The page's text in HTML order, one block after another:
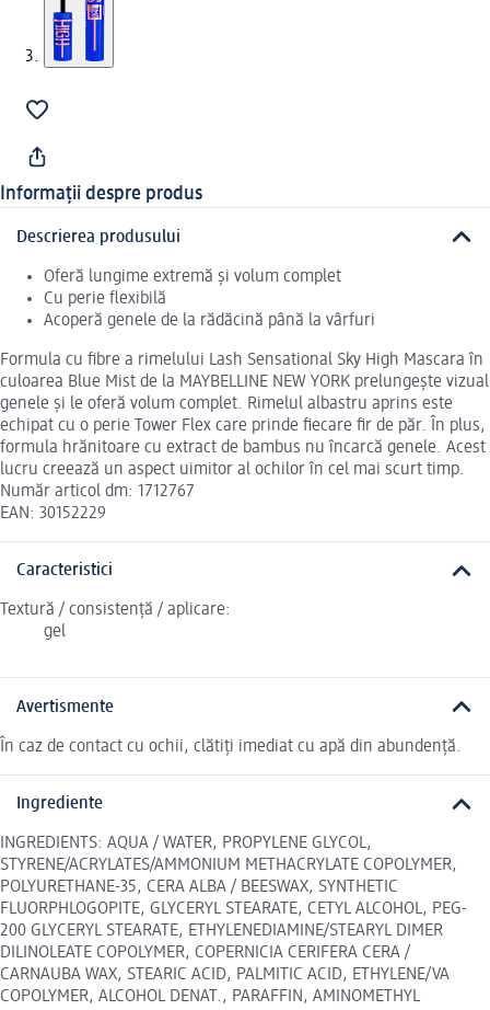
Informații despre produs
Descrierea produsului
Oferă lungime extremă și volum complet
Cu perie flexibilă
Acoperă genele de la rădăcină până la vârfuri
Formula cu fibre a rimelului Lash Sensational Sky High Mascara în
culoarea Blue Mist de la MAYBELLINE NEW YORK prelungește vizual
genele și le oferă volum complet. Rimelul albastru aprins este
echipat cu o perie Tower Flex care prinde fiecare fir de păr. În plus,
formula hrănitoare cu extract de bambus nu încarcă genele. Acest
lucru creează un aspect uimitor al ochilor în cel mai scurt timp.
Număr articol dm: 1712767
EAN: 30152229
Caracteristici
Textură / consistență / aplicare:
gel
Avertismente
În caz de contact cu ochii, clătiți imediat cu apă din abundență.
Ingrediente
INGREDIENTS: AQUA / WATER, PROPYLENE GLYCOL,
STYRENE/ACRYLATES/AMMONIUM METHACRYLATE COPOLYMER,
POLYURETHANE-35, CERA ALBA / BEESWAX, SYNTHETIC
FLUORPHLOGOPITE, GLYCERYL STEARATE, CETYL ALCOHOL, PEG-
200 GLYCERYL STEARATE, ETHYLENEDIAMINE/STEARYL DIMER
DILINOLEATE COPOLYMER, COPERNICIA CERIFERA CERA /
CARNAUBA WAX, STEARIC ACID, PALMITIC ACID, ETHYLENE/VA
COPOLYMER, ALCOHOL DENAT., PARAFFIN, AMINOMETHYL